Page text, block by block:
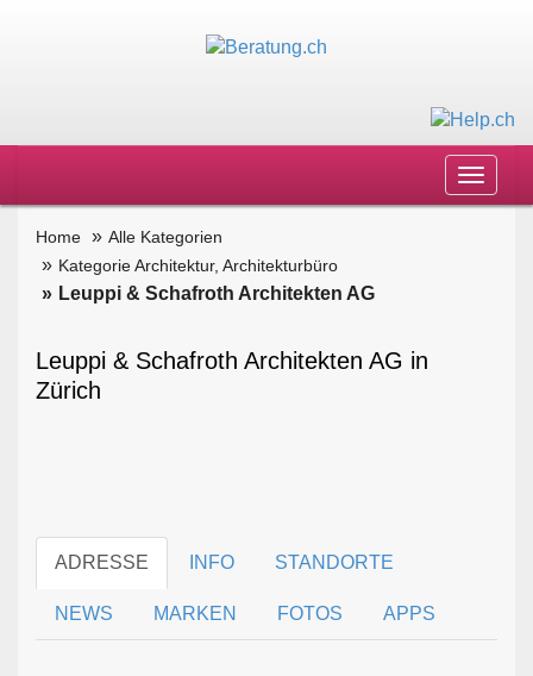
Toggle
Home
Alle Kategorien
Kategorie Architektur, Architekturbüro
Leuppi & Schafroth Architekten AG
Leuppi & Schafroth Architekten AG in
Zürich
ADRESSE INFO STANDORTE
NEWS MARKEN FOTOS APPS